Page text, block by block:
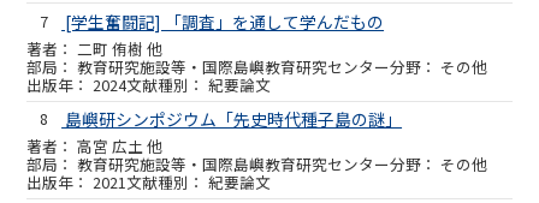
7
[学生奮闘記] 「調査」を通して学んだもの
二町 侑樹 他
教育研究施設等・国際島嶼教育研究センター その他
2024
紀要論文
8
島嶼研シンポジウム「先史時代種子島の謎」
高宮 広土 他
教育研究施設等・国際島嶼教育研究センター その他
2021 紀要論文